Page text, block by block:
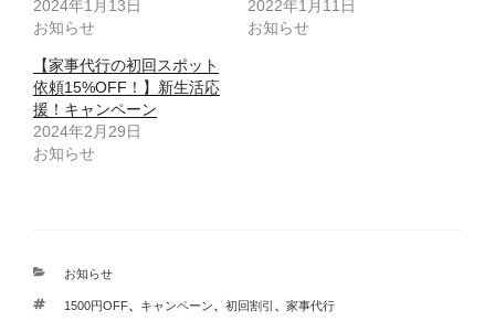
2024年1月13日
お知らせ
2022年1月11日
お知らせ
【家事代行の初回スポット
依頼15%OFF！】新生活応
援！キャンペーン
2024年2月29日
お知らせ
カ
ゴ
お知らせ
タ
1500円OFF、 キャンペーン、 初回割引 、 家事代行